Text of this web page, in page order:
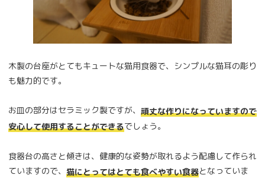
木製の台座がとてもキュートな猫用食器で、シンプルな猫耳の彫り
も魅力的です。
お皿の部分はセラミック製ですが、 頑丈な作りになっていますので
安心して使用することができるでしょう。
食器台の高さと傾きは、健康的な姿勢が取れるよう配慮して作られ
ていますので、 猫にとってはとても食べやすい食器となっていま